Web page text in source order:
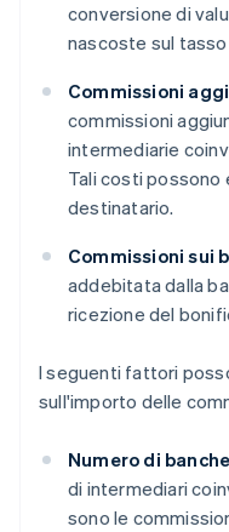
conversione di
nascoste sul
Commissioni
commissioni
intermediarie
Tali costi
destinatario.
Commissioni sui
addebitata dalla
ricezione del
I seguenti fattori
sull'importo delle
Numero di
di intermediari
sono le